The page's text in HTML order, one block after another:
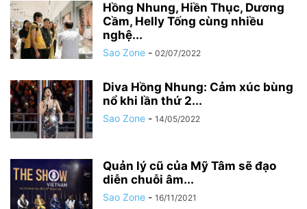
Hồng Nhung, Hiền Thục, Dương
Cầm, Helly Tống cùng nhiều
nghệ...
Sao Zone - 02/07/2022
Diva Hồng Nhung: Cảm xúc bùng
nổ khi lần thứ 2...
Sao Zone - 14/05/2022
Quản lý cũ của Mỹ Tâm sẽ đạo
diễn chuỗi âm...
Sao Zone - 16/11/2021